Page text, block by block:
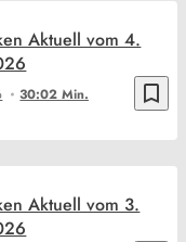
bookmark_border
30:02 Min.
Aktuell vom 4.
Aktuell vom 3.